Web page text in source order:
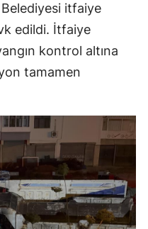
itfaiye
edildi. İtfaiye
kontrol altına
tamamen